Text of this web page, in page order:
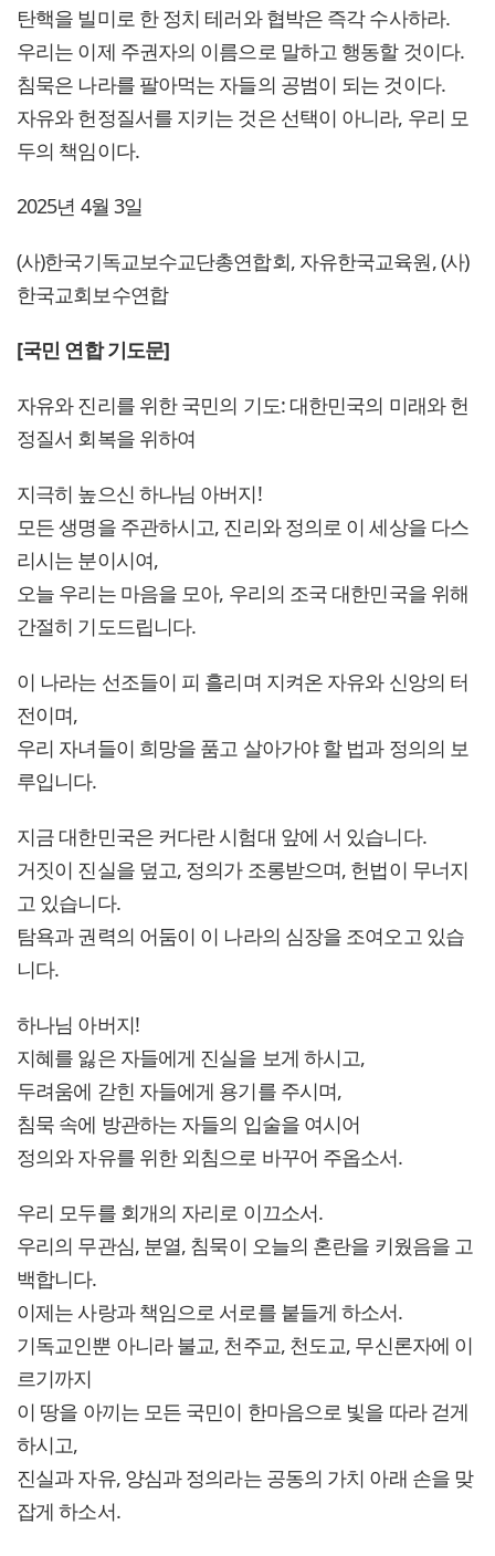
탄핵을 빌미로 한 정치 테러와 협박은 즉각 수사하라.
우리는 이제 주권자의 이름으로 말하고 행동할 것이다.
침묵은 나라를 팔아먹는 자들의 공범이 되는 것이다.
자유와 헌정질서를 지키는 것은 선택이 아니라, 우리 모
두의 책임이다.
2025년 4월 3일
(사)한국기독교보수교단총연합회, 자유한국교육원, (사)
한국교회보수연합
[국민 연합 기도문]
자유와 진리를 위한 국민의 기도: 대한민국의 미래와 헌
정질서 회복을 위하여
지극히 높으신 하나님 아버지!
모든 생명을 주관하시고, 진리와 정의로 이 세상을 다스
리시는 분이시여,
오늘 우리는 마음을 모아, 우리의 조국 대한민국을 위해
간절히 기도드립니다.
이 나라는 선조들이 피 흘리며 지켜온 자유와 신앙의 터
전이며,
우리 자녀들이 희망을 품고 살아가야 할 법과 정의의 보
루입니다.
지금 대한민국은 커다란 시험대 앞에 서 있습니다.
거짓이 진실을 덮고, 정의가 조롱받으며, 헌법이 무너지
고 있습니다.
탐욕과 권력의 어둠이 이 나라의 심장을 조여오고 있습
니다.
하나님 아버지!
지혜를 잃은 자들에게 진실을 보게 하시고,
두려움에 갇힌 자들에게 용기를 주시며,
침묵 속에 방관하는 자들의 입술을 여시어
정의와 자유를 위한 외침으로 바꾸어 주옵소서.
우리 모두를 회개의 자리로 이끄소서.
우리의 무관심, 분열, 침묵이 오늘의 혼란을 키웠음을 고
백합니다.
이제는 사랑과 책임으로 서로를 붙들게 하소서.
기독교인뿐 아니라 불교, 천주교, 천도교, 무신론자에 이
르기까지
이 땅을 아끼는 모든 국민이 한마음으로 빛을 따라 걷게
하시고,
진실과 자유, 양심과 정의라는 공동의 가치 아래 손을 맞
잡게 하소서.